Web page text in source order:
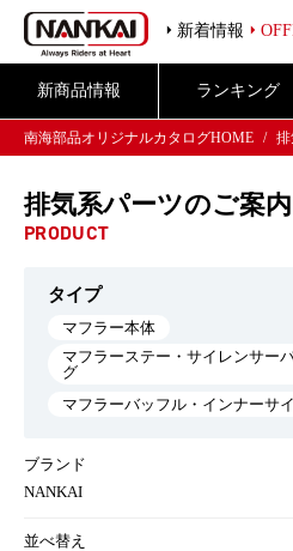
新着情報
新商品情報 ランキング
南海部品オリジナルカタログHOME
排
排気系パーツのご案内
PRODUCT
タイプ
マフラー本体
マフラーステー・サイレンサー
グ
マフラーバッフル・インナーサ
ブランド
NANKAI
並べ替え